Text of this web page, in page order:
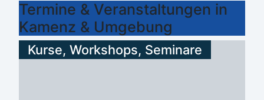
Termine & Veranstaltungen in
Kamenz & Umgebung
Kurse, Workshops, Seminare